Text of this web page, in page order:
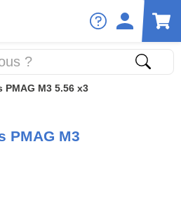
M3 5.56 x3
PMAG M3